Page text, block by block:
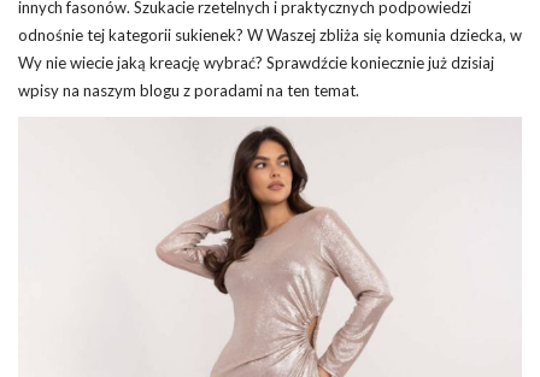
innych fasonów. Szukacie rzetelnych i praktycznych podpowiedzi
odnośnie tej kategorii sukienek? W Waszej zbliża się komunia dziecka, w
Wy nie wiecie jaką kreację wybrać? Sprawdźcie koniecznie już dzisiaj
wpisy na naszym blogu z poradami na ten temat.